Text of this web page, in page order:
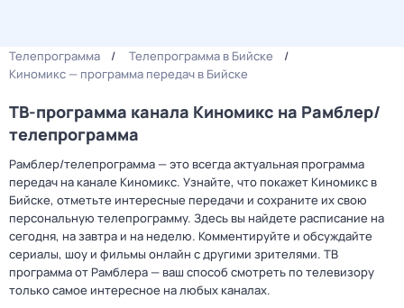
Телепрограмма
Телепрограмма в Бийске
Киномикс — программа передач в Бийске
ТВ-программа канала Киномикс на Рамблер/
телепрограмма
Рамблер/телепрограмма — это всегда актуальная программа
передач на канале Киномикс. Узнайте, что покажет Киномикс в
Бийске, отметьте интересные передачи и сохраните их свою
персональную телепрограмму. Здесь вы найдете расписание на
сегодня, на завтра и на неделю. Комментируйте и обсуждайте
сериалы, шоу и фильмы онлайн с другими зрителями. ТВ
программа от Рамблера — ваш способ смотреть по телевизору
только самое интересное на любых каналах.